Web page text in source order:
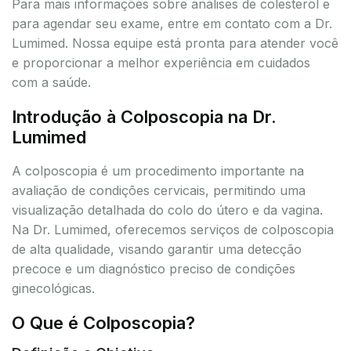
Para mais informações sobre análises de colesterol e
para agendar seu exame, entre em contato com a Dr.
Lumimed. Nossa equipe está pronta para atender você
e proporcionar a melhor experiência em cuidados
com a saúde.
Introdução à Colposcopia na Dr.
Lumimed
A colposcopia é um procedimento importante na
avaliação de condições cervicais, permitindo uma
visualização detalhada do colo do útero e da vagina.
Na Dr. Lumimed, oferecemos serviços de colposcopia
de alta qualidade, visando garantir uma detecção
precoce e um diagnóstico preciso de condições
ginecológicas.
O Que é Colposcopia?